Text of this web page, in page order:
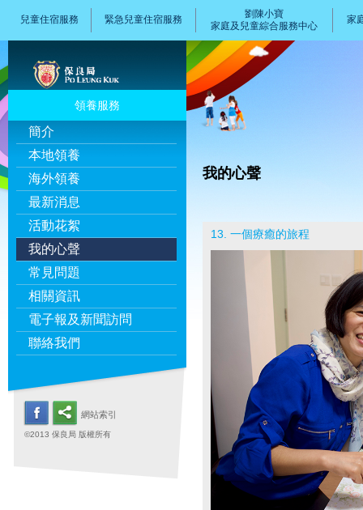
兒童住宿服務 緊急兒童住宿服務
劉陳小寶
家庭及兒童綜合服務中心
家
領養服務
簡介
本地領養
海外領養
最新消息
活動花絮
我的心聲
常見問題
相關資訊
電子報及新聞訪問
聯絡我們
網站索引
©2013 保良局 版權所有
我的心聲
13. 一個療癒的旅程